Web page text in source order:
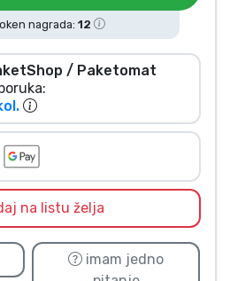
nagrada: 12
/ Paketomat
na listu želja
imam jedno